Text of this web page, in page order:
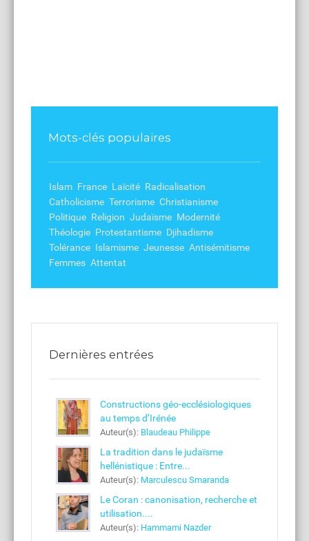
Mots-clés populaires
Islam France Laïcité Radicalisation
Catholicisme Terrorisme Christianisme
Politique Religion Judaïsme Modernité
Théologie Protestantisme Djihadisme
Tolérance Islamisme Jeunesse Antisémitisme
Femmes Attentat
Dernières entrées
Constructions géo-ecclésiologiques
au temps d’Irénée
Auteur(s): Blaudeau Philippe
La tradition dans le judaïsme
hellénistique : Entre...
Auteur(s): Marculescu Smaranda
Le Coran : canonisation, recherche et
utilisation....
Auteur(s): Hammami Nazder